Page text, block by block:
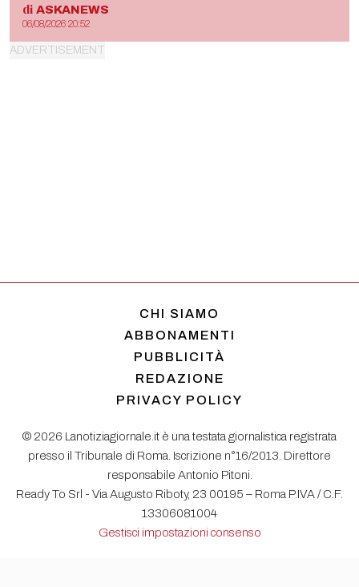
di ASKANEWS
06/08/2026 20:52
CHI SIAMO
ABBONAMENTI
PUBBLICITÀ
REDAZIONE
PRIVACY POLICY
© 2026 Lanotiziagiornale.it è una testata giornalistica registrata
presso il Tribunale di Roma. Iscrizione n°16/2013. Direttore
responsabile Antonio Pitoni.
Ready To Srl - Via Augusto Riboty, 23 00195 – Roma P.IVA / C.F.
13306081004
Gestisci impostazioni consenso